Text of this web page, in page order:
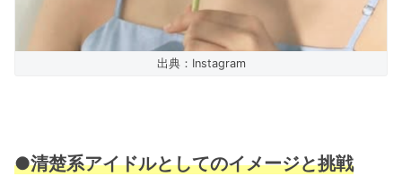
出典：Instagram
●清楚系アイドルとしてのイメージと挑戦